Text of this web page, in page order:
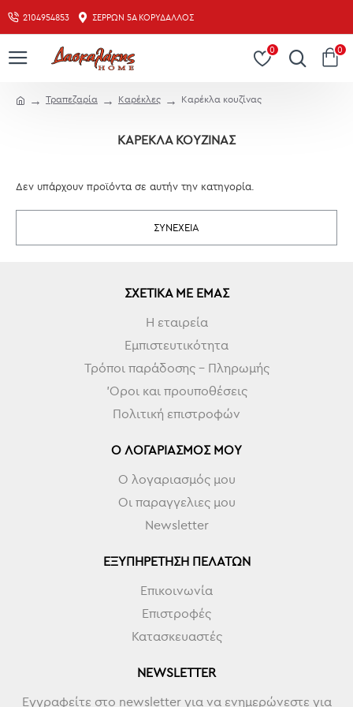
2104954853 ΣΕΡΡΏΝ 5Α ΚΟΡΥΔΑΛΛΌΣ
0 0
Τραπεζαρία Καρέκλες Καρέκλα κουζίνας
ΚΑΡΈΚΛΑ ΚΟΥΖΊΝΑΣ
Δεν υπάρχουν προϊόντα σε αυτήν την κατηγορία.
ΣΥΝΈΧΕΙΑ
ΣΧΕΤΙΚΆ ΜΕ ΕΜΆΣ
Η εταιρεία
Εμπιστευτικότητα
Τρόποι παράδοσης - Πληρωμής
'Οροι και προυποθέσεις
Πολιτική επιστροφών
Ο ΛΟΓΑΡΙΑΣΜΌΣ ΜΟΥ
Ο λογαριασμός μου
Οι παραγγελιες μου
Newsletter
ΕΞΥΠΗΡΈΤΗΣΗ ΠΕΛΑΤΏΝ
Επικοινωνία
Επιστροφές
Κατασκευαστές
NEWSLETTER
Εγγραφείτε στο newsletter για να ενημερώνεστε για